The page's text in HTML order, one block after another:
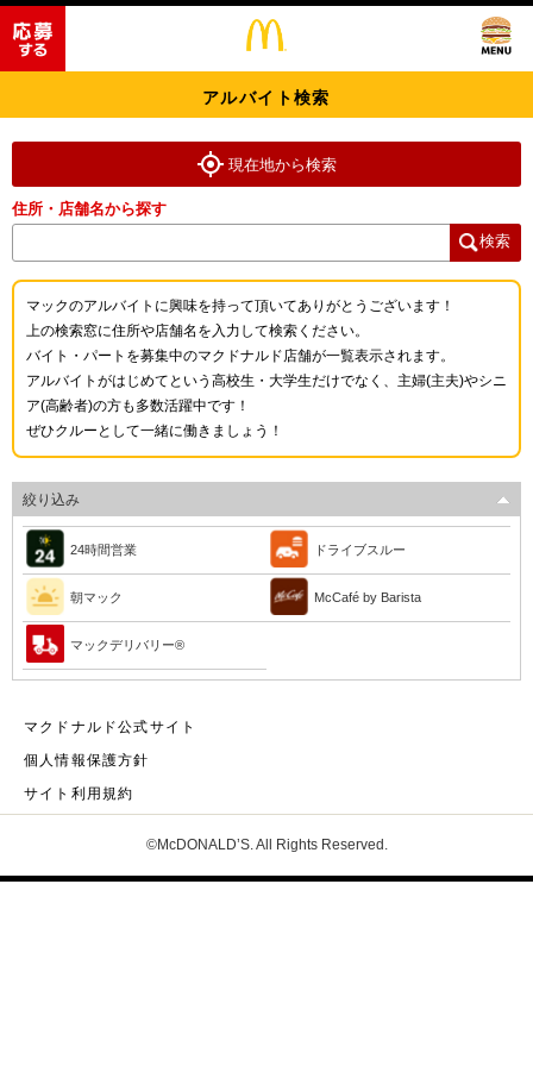
アルバイト検索
現在地から検索
住所・店舗名から探す
検索
マックのアルバイトに興味を持って頂いてありがとうございます！
上の検索窓に住所や店舗名を入力して検索ください。
バイト・パートを募集中のマクドナルド店舗が一覧表示されます。
アルバイトがはじめてという高校生・大学生だけでなく、主婦(主夫)やシニ
ア(高齢者)の方も多数活躍中です！
ぜひクルーとして一緒に働きましょう！
絞り込み
24時間営業 ドライブスルー
朝マック McCafé by Barista
マックデリバリー®︎
マクドナルド公式サイト
個人情報保護方針
サイト利用規約
©McDONALD’S. All Rights Reserved.